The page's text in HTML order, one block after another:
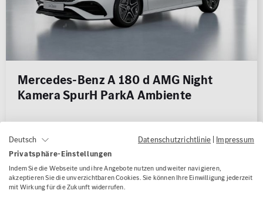
Mercedes-Benz A 180 d AMG Night
Kamera SpurH ParkA Ambiente
Erstzulassung
04/2025
Kraftstoffart
Leistung
85 kW (116 PS)
Karosserie
Deutsch Datenschutzrichtlinie | Impressum
Privatsphäre-Einstellungen
Indem Sie die Webseite und ihre Angebote nutzen und weiter navigieren,
akzeptieren Sie die unverzichtbaren Cookies. Sie können Ihre Einwilligung jederzeit
mit Wirkung für die Zukunft widerrufen.